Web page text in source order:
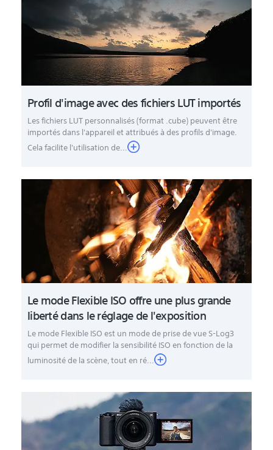
Profil d'image avec des fichiers LUT importés
Les fichiers LUT personnalisés (format .cube) peuvent être
importés dans l'appareil et attribués à des profils d'image.
Cela facilite l'utilisation de...
Le mode Flexible ISO offre une plus grande
liberté dans le réglage de l'exposition
Le mode Flexible ISO est un mode de prise de vue S-Log3
qui permet de modifier la sensibilité ISO en fonction de la
luminosité de la scène, tout en ré...